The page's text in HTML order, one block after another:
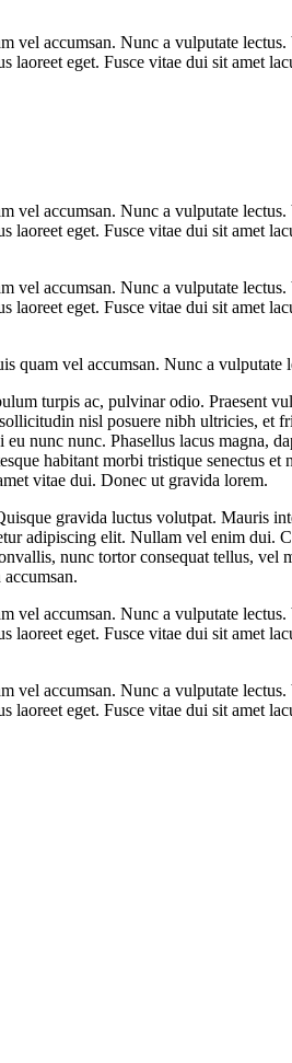
accumsan. Nunc a vulputate
eget. Fusce vitae dui sit amet
accumsan. Nunc a vulputate
eget. Fusce vitae dui sit amet
accumsan. Nunc a vulputate
eget. Fusce vitae dui sit amet
vel accumsan. Nunc a vulputate
turpis ac, pulvinar odio. Praesent
nisl posuere nibh ultricies,
nunc. Phasellus lacus magna,
habitant morbi tristique senectus
vitae dui. Donec ut gravida lorem.
gravida luctus volutpat. Mauris
adipiscing elit. Nullam vel enim dui.
nunc tortor consequat tellus,
accumsan. Nunc a vulputate
eget. Fusce vitae dui sit amet
accumsan. Nunc a vulputate
eget. Fusce vitae dui sit amet